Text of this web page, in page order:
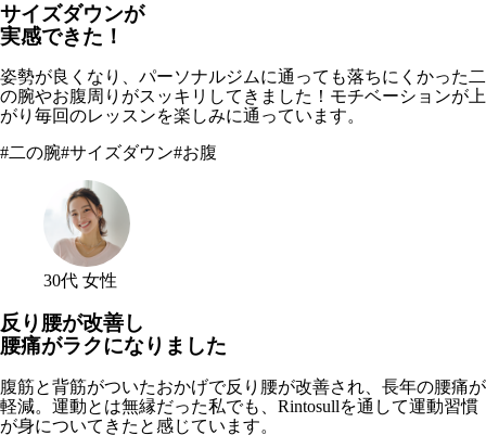
サイズダウンが
実感できた！
姿勢が良くなり、パーソナルジムに通っても落ちにくかった二
の腕やお腹周りがスッキリしてきました！モチベーションが上
がり毎回のレッスンを楽しみに通っています。
#二の腕#サイズダウン#お腹
30代 女性
反り腰が改善し
腰痛がラクになりました
腹筋と背筋がついたおかげで反り腰が改善され、長年の腰痛が
軽減。運動とは無縁だった私でも、Rintosullを通して運動習慣
が身についてきたと感じています。